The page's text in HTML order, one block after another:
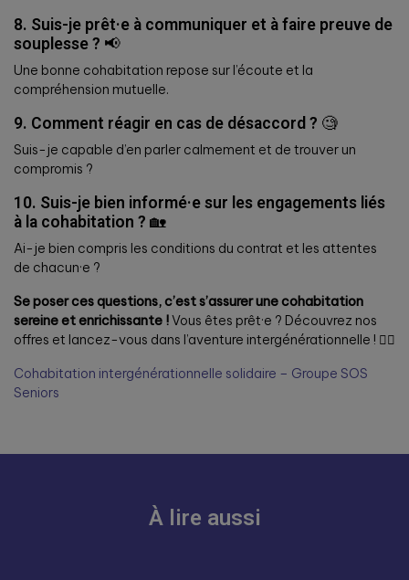
8. Suis-je prêt·e à communiquer et à faire preuve de
souplesse ? 📢
Une bonne cohabitation repose sur l’écoute et la
compréhension mutuelle.
9. Comment réagir en cas de désaccord ? 🧐
Suis-je capable d’en parler calmement et de trouver un
compromis ?
10. Suis-je bien informé·e sur les engagements liés
à la cohabitation ? 🏡
Ai-je bien compris les conditions du contrat et les attentes
de chacun·e ?
Se poser ces questions, c’est s’assurer une cohabitation
sereine et enrichissante !Vous êtes prêt·e ? Découvrez nos
offres et lancez-vous dans l’aventure intergénérationnelle ! 👇🏼
Cohabitation intergénérationnelle solidaire – Groupe SOS
Seniors
À lire aussi